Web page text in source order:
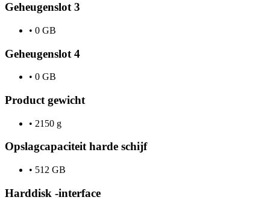
Geheugenslot 3
• 0 GB
Geheugenslot 4
• 0 GB
Product gewicht
• 2150 g
Opslagcapaciteit harde schijf
• 512 GB
Harddisk -interface